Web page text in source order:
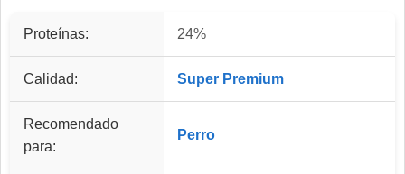
Proteínas: 24%
Calidad: Super Premium
Recomendado
para:
Perro